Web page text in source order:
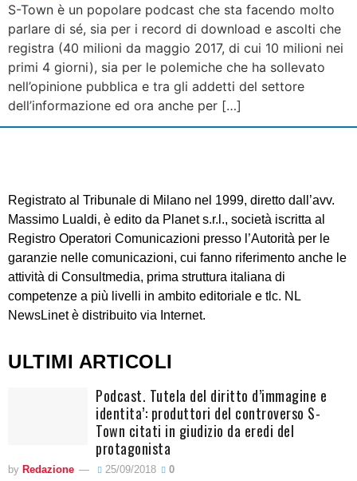
S-Town è un popolare podcast che sta facendo molto
parlare di sé, sia per i record di download e ascolti che
registra (40 milioni da maggio 2017, di cui 10 milioni nei
primi 4 giorni), sia per le polemiche che ha sollevato
nell’opinione pubblica e tra gli addetti del settore
dell’informazione ed ora anche per […]
Registrato al Tribunale di Milano nel 1999, diretto dall’avv.
Massimo Lualdi, è edito da Planet s.r.l., società iscritta al
Registro Operatori Comunicazioni presso l’Autorità per le
garanzie nelle comunicazioni, cui fanno riferimento anche le
attività di Consultmedia, prima struttura italiana di
competenze a più livelli in ambito editoriale e tlc. NL
NewsLinet è distribuito via Internet.
ULTIMI ARTICOLI
Podcast. Tutela del diritto d’immagine e
identita’: produttori del controverso S-
Town citati in giudizio da eredi del
protagonista
by Redazione 25/09/2018 0